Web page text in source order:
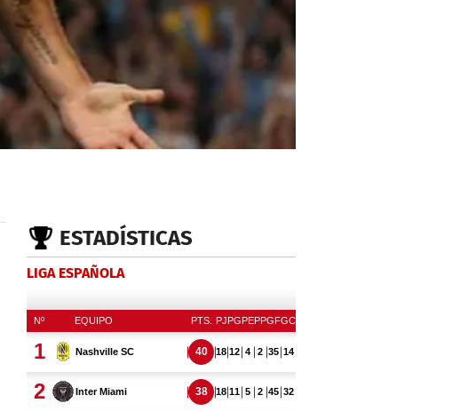
ESTADÍSTICAS
LIGA ESPAÑOLA